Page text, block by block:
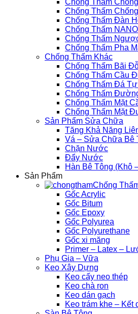
Chống Thấm
Chống Thấm
Chống Thấm Đàn
Chống Thấm
Chống Thấm
Chống Thấm Pha
Chống Thấm Khác
Chống Thấm Bãi
Chống Thấm Cầu
Chống Thấm Đá
Chống Thấm
Chống Thấm Mặt
Chống Thấm Mặt
Sản Phẩm Sửa Chữa
Tăng Khả Năng
Vá – Sửa Chữa Bê
Chặn Nước
Đẩy Nước
Hàn Bê Tông (Khô
Sản Phẩm
Chống
Gốc Acrylic
Gốc Bitum
Gốc Epoxy
Gốc Polyurea
Gốc Polyurethane
Gốc xi măng
Primer – Latex –
Phụ Gia – Vữa
Keo Xây Dựng
Keo cấy neo thép
Keo chà ron
Keo dán gạch
Keo trám khe – Kết